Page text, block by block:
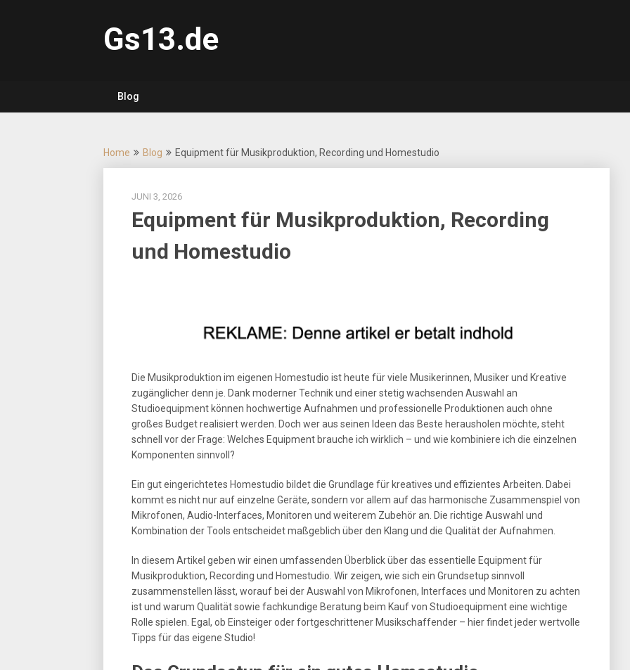
Gs13.de
Blog
Home Blog Equipment für Musikproduktion, Recording und Homestudio
JUNI 3, 2026
Equipment für Musikproduktion, Recording
und Homestudio
Die Musikproduktion im eigenen Homestudio ist heute für viele Musikerinnen, Musiker und Kreative
zugänglicher denn je. Dank moderner Technik und einer stetig wachsenden Auswahl an
Studioequipment können hochwertige Aufnahmen und professionelle Produktionen auch ohne
großes Budget realisiert werden. Doch wer aus seinen Ideen das Beste herausholen möchte, steht
schnell vor der Frage: Welches Equipment brauche ich wirklich – und wie kombiniere ich die einzelnen
Komponenten sinnvoll?
Ein gut eingerichtetes Homestudio bildet die Grundlage für kreatives und effizientes Arbeiten. Dabei
kommt es nicht nur auf einzelne Geräte, sondern vor allem auf das harmonische Zusammenspiel von
Mikrofonen, Audio-Interfaces, Monitoren und weiterem Zubehör an. Die richtige Auswahl und
Kombination der Tools entscheidet maßgeblich über den Klang und die Qualität der Aufnahmen.
In diesem Artikel geben wir einen umfassenden Überblick über das essentielle Equipment für
Musikproduktion, Recording und Homestudio. Wir zeigen, wie sich ein Grundsetup sinnvoll
zusammenstellen lässt, worauf bei der Auswahl von Mikrofonen, Interfaces und Monitoren zu achten
ist und warum Qualität sowie fachkundige Beratung beim Kauf von Studioequipment eine wichtige
Rolle spielen. Egal, ob Einsteiger oder fortgeschrittener Musikschaffender – hier findet jeder wertvolle
Tipps für das eigene Studio!